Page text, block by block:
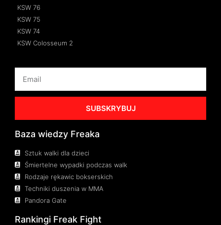
KSW 76
KSW 75
KSW 74
KSW Colosseum 2
SUBSKRYBUJ
Baza wiedzy Freaka
Sztuk walki dla dzieci
Śmiertelne wypadki podczas walk
Rodzaje rękawic bokserskich
Techniki duszenia w MMA
Pandora Gate
Rankingi Freak Fight